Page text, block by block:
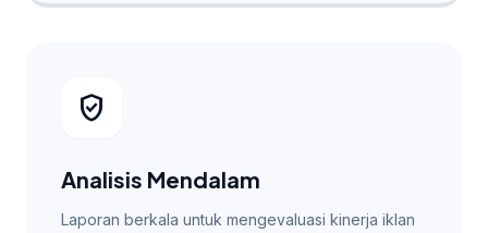
verified_user
Analisis Mendalam
Laporan berkala untuk mengevaluasi kinerja iklan